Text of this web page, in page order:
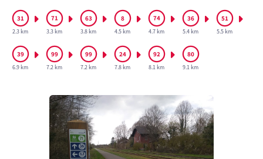
2.3 km 3.3 km 3.8 km 4.5 km 4.7 km 5.4 km 5.5 km
6.9 km 7.2 km 7.2 km 7.8 km 8.1 km 9.1 km